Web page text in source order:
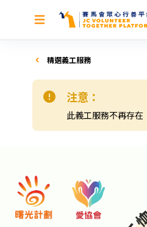
精選義工服務
注意：
此義工服務不再存在